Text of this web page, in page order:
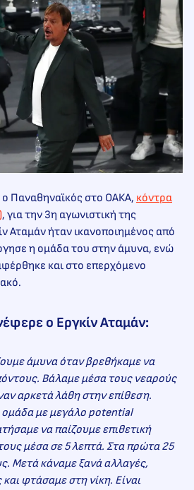
Παναθηναϊκός στο ΟΑΚΑ, κόντρα
, για την 3η αγωνιστική της
Αταμάν ήταν ικανοποιημένος από
η ομάδα του στην άμυνα, ενώ
και στο επερχόμενο
ο Εργκίν Αταμάν:
άμυνα όταν βρεθήκαμε να
Βάλαμε μέσα τους νεαρούς
αρκετά λάθη στην επίθεση.
ομάδα με μεγάλο potential
να παίζουμε επιθετική
μέσα σε 5 λεπτά. Στα πρώτα 25
Μετά κάναμε ξανά αλλαγές,
φτάσαμε στη νίκη. Είναι